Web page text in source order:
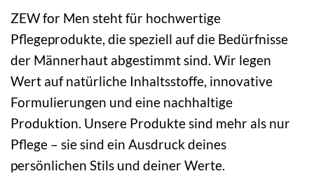
ZEW for Men steht für hochwertige
Pflegeprodukte, die speziell auf die Bedürfnisse
der Männerhaut abgestimmt sind. Wir legen
Wert auf natürliche Inhaltsstoffe, innovative
Formulierungen und eine nachhaltige
Produktion. Unsere Produkte sind mehr als nur
Pflege – sie sind ein Ausdruck deines
persönlichen Stils und deiner Werte.